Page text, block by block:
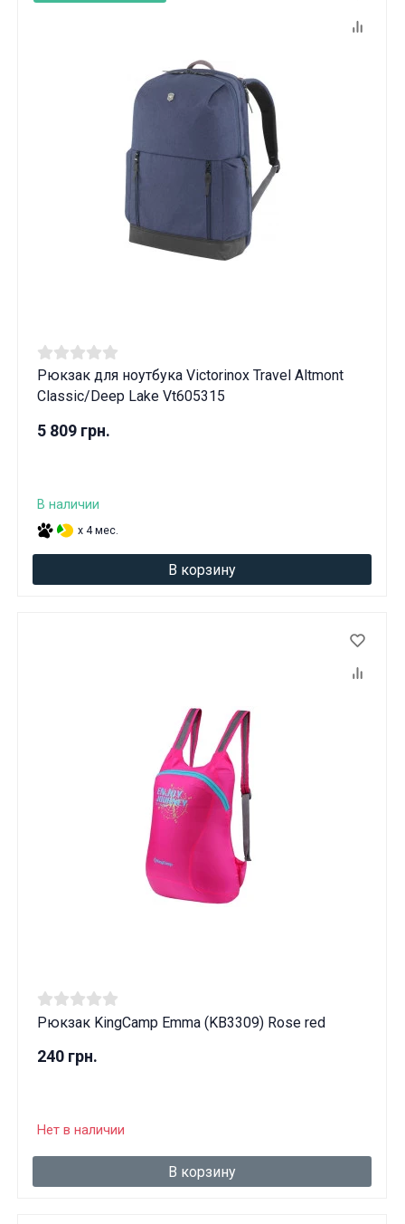
Рюкзак для ноутбука Victorinox Travel Altmont
Classic/Deep Lake Vt605315
5 809 грн.
В наличии
x 4 мес.
В корзину
Рюкзак KingCamp Emma (KB3309) Rose red
240 грн.
Нет в наличии
В корзину